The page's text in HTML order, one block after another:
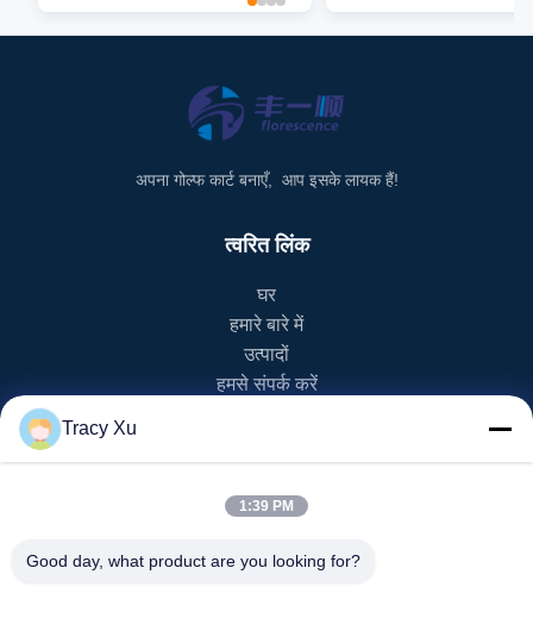
अपना गोल्फ कार्ट बनाएँ, आप इसके लायक हैं!
त्वरित लिंक
घर
हमारे बारे में
उत्पादों
हमसे संपर्क करें
ईवी गोल्फ कार्ट
एलएसवी गोल्फ कार्ट
Tracy Xu
1:39 PM
Good day, what product are you looking for?